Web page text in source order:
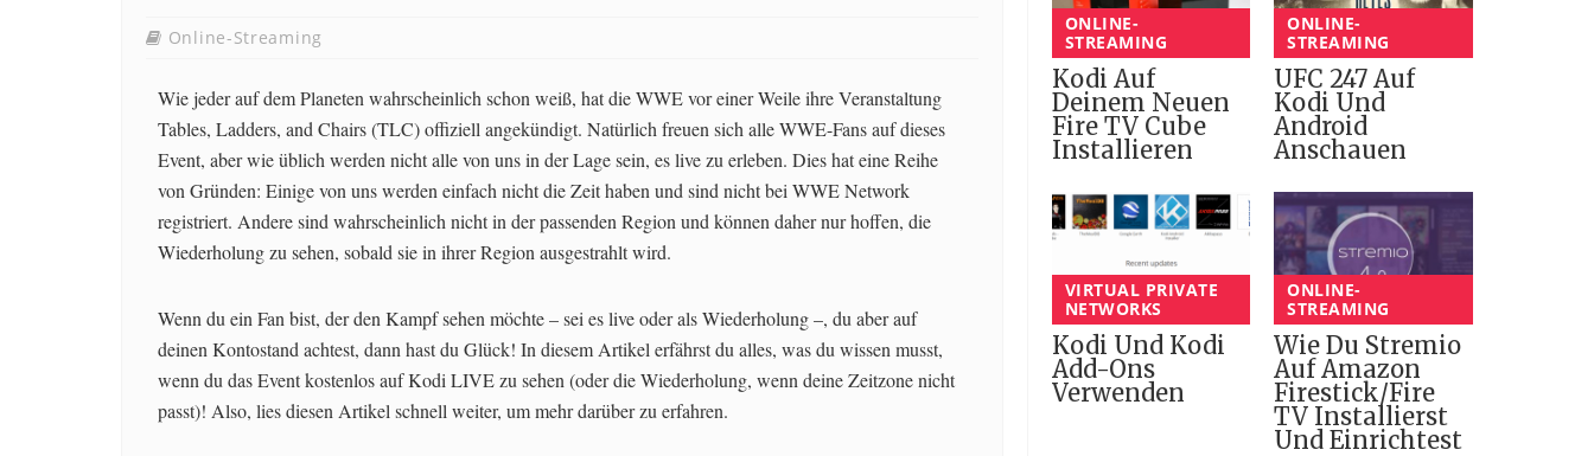
Online-Streaming
Wie jeder auf dem Planeten wahrscheinlich schon weiß, hat die WWE vor einer Weile ihre Veranstaltung
Tables, Ladders, and Chairs (TLC) offiziell angekündigt. Natürlich freuen sich alle WWE-Fans auf dieses
Event, aber wie üblich werden nicht alle von uns in der Lage sein, es live zu erleben. Dies hat eine Reihe
von Gründen: Einige von uns werden einfach nicht die Zeit haben und sind nicht bei WWE Network
registriert. Andere sind wahrscheinlich nicht in der passenden Region und können daher nur hoffen, die
Wiederholung zu sehen, sobald sie in ihrer Region ausgestrahlt wird.
Wenn du ein Fan bist, der den Kampf sehen möchte – sei es live oder als Wiederholung –, du aber auf
deinen Kontostand achtest, dann hast du Glück! In diesem Artikel erfährst du alles, was du wissen musst,
wenn du das Event kostenlos auf Kodi LIVE zu sehen (oder die Wiederholung, wenn deine Zeitzone nicht
passt)! Also, lies diesen Artikel schnell weiter, um mehr darüber zu erfahren.
ONLINE-
STREAMING
Kodi Auf
Deinem Neuen
Fire TV Cube
Installieren
ONLINE-
STREAMING
UFC 247 Auf
Kodi Und
Android
Anschauen
VIRTUAL PRIVATE
NETWORKS
Kodi Und Kodi
Add-Ons
Verwenden
ONLINE-
STREAMING
Wie Du Stremio
Auf Amazon
Firestick/Fire
TV Installierst
Und Einrichtest